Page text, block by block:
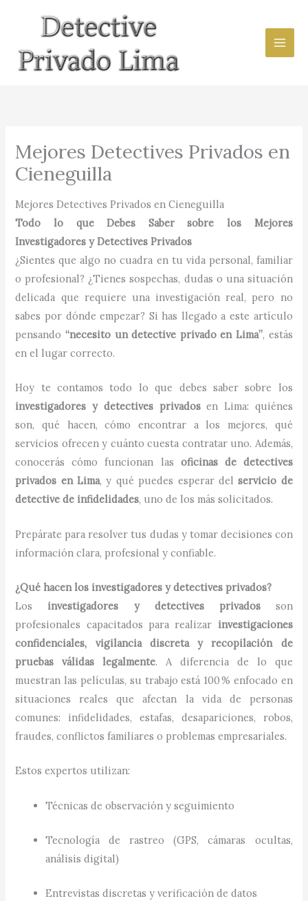
contenido
Mejores Detectives Privados en
Cieneguilla
Mejores Detectives Privados en Cieneguilla
Todo lo que Debes Saber sobre los Mejores
Investigadores y Detectives Privados
¿Sientes que algo no cuadra en tu vida personal, familiar
o profesional? ¿Tienes sospechas, dudas o una situación
delicada que requiere una investigación real, pero no
sabes por dónde empezar? Si has llegado a este artículo
pensando“necesito un detective privado en Lima”, estás
en el lugar correcto.
Hoy te contamos todo lo que debes saber sobre los
investigadores y detectives privadosen Lima: quiénes
son, qué hacen, cómo encontrar a los mejores, qué
servicios ofrecen y cuánto cuesta contratar uno. Además,
conocerás cómo funcionan las oficinas de detectives
privados en Lima, y qué puedes esperar delservicio de
detective de infidelidades, uno de los más solicitados.
Prepárate para resolver tus dudas y tomar decisiones con
información clara, profesional y confiable.
¿Qué hacen los investigadores y detectives privados?
Los investigadores y detectives privadosson
profesionales capacitados para realizar investigaciones
confidenciales, vigilancia discreta y recopilación de
pruebas válidas legalmente. A diferencia de lo que
muestran las películas, su trabajo está 100 % enfocado en
situaciones reales que afectan la vida de personas
comunes: infidelidades, estafas, desapariciones, robos,
fraudes, conflictos familiares o problemas empresariales.
Estos expertos utilizan:
Técnicas de observación y seguimiento
Tecnología de rastreo (GPS, cámaras ocultas,
análisis digital)
Entrevistas discretas y verificación de datos